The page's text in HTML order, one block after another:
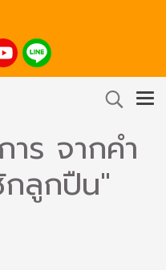
ร จากคำ
กลูกปืน"